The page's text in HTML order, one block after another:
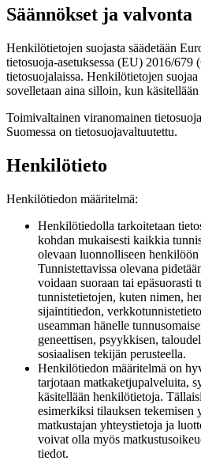
Säännökset ja valvonta
Henkilötietojen suojasta säädetään
tietosuoja-asetuksessa (EU) 2016/679
tietosuojalaissa. Henkilötietojen suojaa
sovelletaan aina silloin, kun
Toimivaltainen viranomainen
Suomessa on tietosuojavaltuutettu.
Henkilötieto
Henkilötiedon määritelmä:
Henkilötiedolla tarkoitetaan
kohdan mukaisesti kaikkia
olevaan luonnolliseen
Tunnistettavissa olevana
voidaan suoraan tai epäsuorasti
tunnistetietojen, kuten nimen,
sijaintitiedon,
useamman hänelle
geneettisen, psyykkisen,
sosiaalisen tekijän perusteella.
Henkilötiedon määritelmä on
tarjotaan matkaketjupalveluita,
käsitellään henkilötietoja.
esimerkiksi tilauksen tekemisen
matkustajan yhteystietoja ja
voivat olla myös
tiedot.